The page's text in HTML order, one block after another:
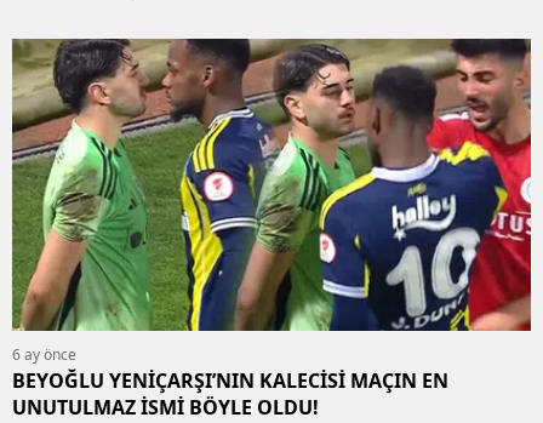
6 ay önce
BEYOĞLU YENİÇARŞI’NIN KALECİSİ MAÇIN EN
UNUTULMAZ İSMİ BÖYLE OLDU!